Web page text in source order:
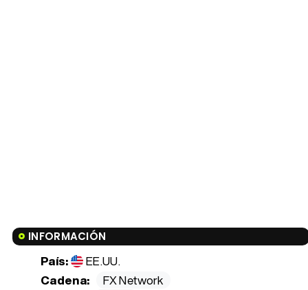
INFORMACIÓN
País:
EE.UU.
Cadena:
FX Network